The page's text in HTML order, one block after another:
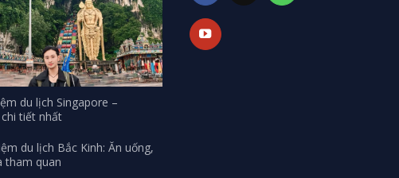
du lịch Singapore –
tiết nhất
du lịch Bắc Kinh: Ăn uống,
tham quan